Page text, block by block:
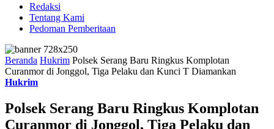
Redaksi
Tentang Kami
Pedoman Pemberitaan
Beranda Hukrim Polsek Serang Baru Ringkus Komplotan
Curanmor di Jonggol, Tiga Pelaku dan Kunci T Diamankan
Hukrim
Polsek Serang Baru Ringkus Komplotan
Curanmor di Jonggol, Tiga Pelaku dan